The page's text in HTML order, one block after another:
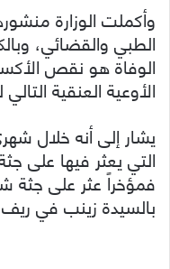
وأكملت الوزارة
الطبي والقضائي،
الوفاة هو نقص
الأوعية العنقية
يشار إلى أنه خلال
التي يعثر فيها على
فمؤخراً عثر على
بالسيدة زينب في